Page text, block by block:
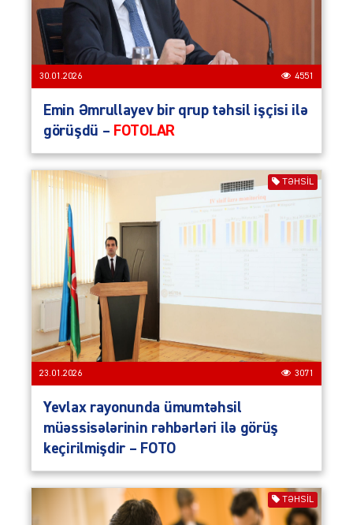
30.01.2026 4551
Emin Əmrullayev bir qrup təhsil işçisi ilə
görüşdü – FOTOLAR
TƏHSIL
23.01.2026 3071
Yevlax rayonunda ümumtəhsil
müəssisələrinin rəhbərləri ilə görüş
keçirilmişdir – FOTO
TƏHSIL